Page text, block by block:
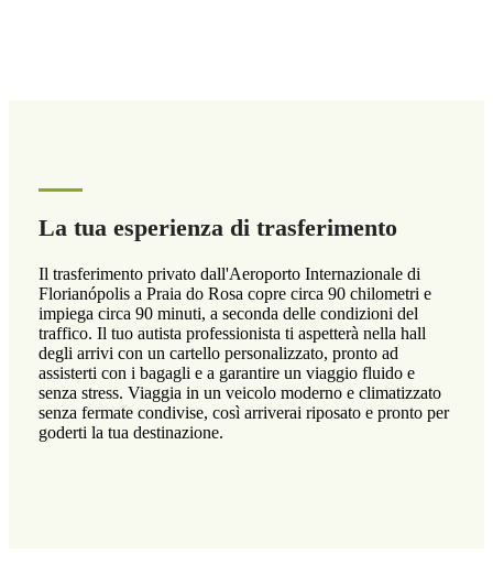
La tua esperienza di trasferimento
Il trasferimento privato dall'Aeroporto Internazionale di
Florianópolis a Praia do Rosa copre circa 90 chilometri e
impiega circa 90 minuti, a seconda delle condizioni del
traffico. Il tuo autista professionista ti aspetterà nella hall
degli arrivi con un cartello personalizzato, pronto ad
assisterti con i bagagli e a garantire un viaggio fluido e
senza stress. Viaggia in un veicolo moderno e climatizzato
senza fermate condivise, così arriverai riposato e pronto per
goderti la tua destinazione.